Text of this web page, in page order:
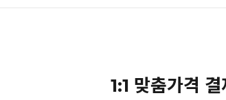
1:1 맞춤가격 결